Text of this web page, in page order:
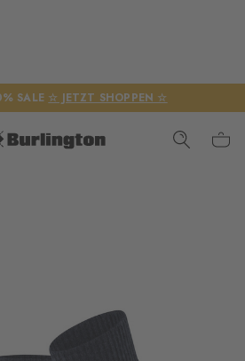
SALE ☆ JETZT SHOPPEN ☆